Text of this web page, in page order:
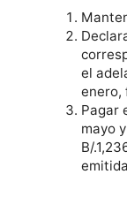
el
enero,
Pagar
mayo
B/